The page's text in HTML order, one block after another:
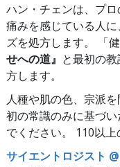
ハン・チェンは、プ
痛みを感じている人
ズを処方します。 「
せへの道』 と最初の
方します。
人種や肌の色、宗派
初の常識のみに基づ
でください。 110以上
サイエントロジスト